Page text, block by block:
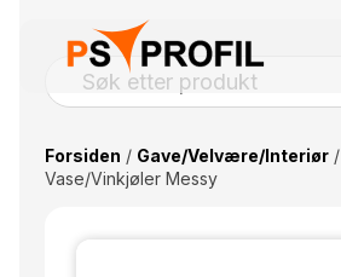
Forsiden / Gave/Velvære/Interiør/
Vase/Vinkjøler Messy